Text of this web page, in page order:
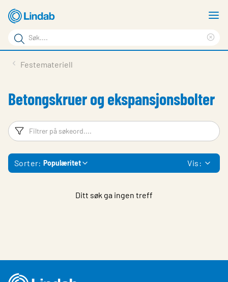
hovedinnhold
Søkeord
Søk
på
Last ned
Om Lindab
Bærekraft
Kontakt oss
Festemateriell
Betongskruer og ekspansjonsbolter
Filtreringsord
Sorter: Populæritet Vis:
Ditt søk ga ingen treff